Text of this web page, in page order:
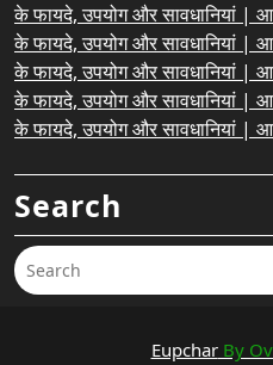
के फायदे, उपयोग और सावधानियां |
के फायदे, उपयोग और सावधानियां |
के फायदे, उपयोग और सावधानियां |
के फायदे, उपयोग और सावधानियां |
के फायदे, उपयोग और सावधानियां |
Search
EupcharBy